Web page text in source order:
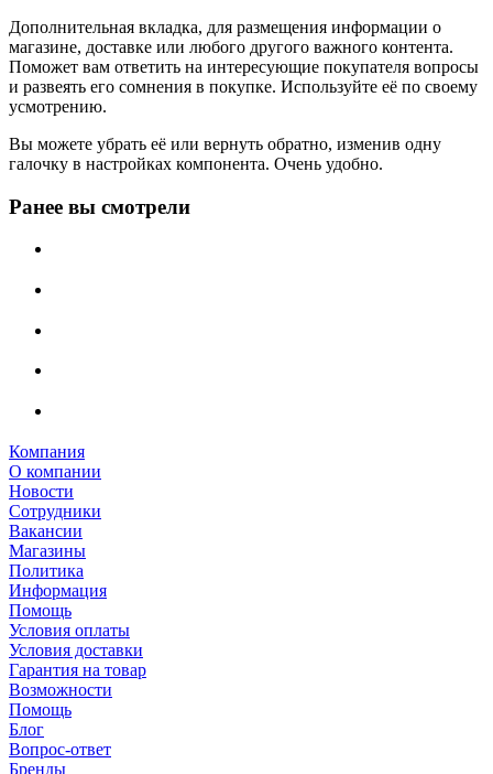
Дополнительная вкладка, для размещения информации о
магазине, доставке или любого другого важного контента.
Поможет вам ответить на интересующие покупателя вопросы
и развеять его сомнения в покупке. Используйте её по своему
усмотрению.
Вы можете убрать её или вернуть обратно, изменив одну
галочку в настройках компонента. Очень удобно.
Ранее вы смотрели
Компания
О компании
Новости
Сотрудники
Вакансии
Магазины
Политика
Информация
Помощь
Условия оплаты
Условия доставки
Гарантия на товар
Возможности
Помощь
Блог
Вопрос-ответ
Бренды